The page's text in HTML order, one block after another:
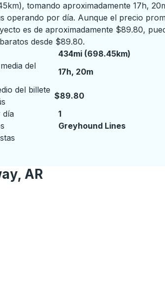
tomando aproximadamente 17h,
operando por día. Aunque el precio
es de aproximadamente $89.80,
desde $89.80.
434mi (698.45km)
del
17 horas 20 minutos
17h, 20m
del billete
$89.80
día
1
Greyhound Lines
AR
esta estación de autobuses.